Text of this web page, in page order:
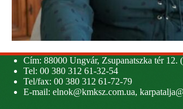
Cím: 88000 Ungvár, Zsupanatszka tér 12.
Tel: 00 380 312 61-32-54
Tel/fax: 00 380 312 61-72-79
E-mail: elnok@kmksz.com.ua,